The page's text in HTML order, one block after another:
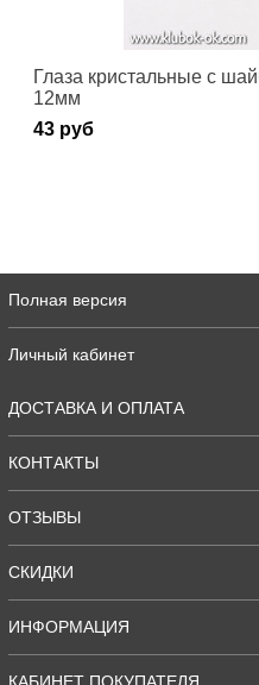
Глаза кристальные с
12мм
43 руб
Полная версия
Личный кабинет
ДОСТАВКА И ОПЛАТА
КОНТАКТЫ
ОТЗЫВЫ
СКИДКИ
ИНФОРМАЦИЯ